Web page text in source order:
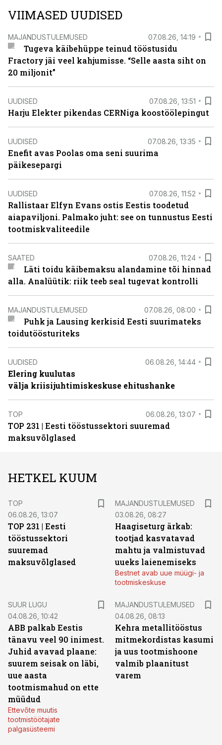
VIIMASED UUDISED
MAJANDUSTULEMUSED 07.08.26, 14:19
Tugeva käibehüppe teinud tööstusidu
Fractory jäi veel kahjumisse. “Selle aasta siht on
20 miljonit”
UUDISED 07.08.26, 13:51
Harju Elekter pikendas CERNiga koostöölepingut
UUDISED 07.08.26, 13:35
Enefit avas Poolas oma seni suurima
päikesepargi
UUDISED 07.08.26, 11:52
Rallistaar Elfyn Evans ostis Eestis toodetud
aiapaviljoni. Palmako juht: see on tunnustus Eesti
tootmiskvaliteedile
SAATED 07.08.26, 11:24
Läti toidu käibemaksu alandamine tõi hinnad
alla. Analüütik: riik teeb seal tugevat kontrolli
MAJANDUSTULEMUSED 07.08.26, 08:00
Puhk ja Lausing kerkisid Eesti suurimateks
toidutöösturiteks
UUDISED 06.08.26, 14:44
Elering kuulutas
välja kriisijuhtimiskeskuse ehitushanke
TOP 06.08.26, 13:07
TOP 231 | Eesti tööstussektori suuremad
maksuvõlglased
HETKEL KUUM
TOP
06.08.26, 13:07
TOP 231 | Eesti
tööstussektori
suuremad
maksuvõlglased
MAJANDUSTULEMUSED
03.08.26, 08:27
Haagiseturg ärkab:
tootjad kasvatavad
mahtu ja valmistuvad
uueks laienemiseks
Bestnet avab uue müügi- ja
tootmiskeskuse
SUUR LUGU
04.08.26, 10:42
ABB palkab Eestis
tänavu veel 90 inimest.
Juhid avavad plaane:
suurem seisak on läbi,
uue aasta
tootmismahud on ette
müüdud
Ettevõte muutis
tootmistöötajate
palgasüsteemi
MAJANDUSTULEMUSED
04.08.26, 08:13
Kehra metallitööstus
mitmekordistas kasumi
ja uus tootmishoone
valmib plaanitust
varem